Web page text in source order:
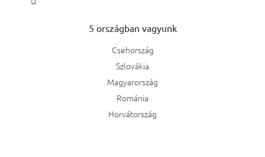
5 országban vagyunk
Csehország
Szlovákia
Magyarország
Románia
Horvátország